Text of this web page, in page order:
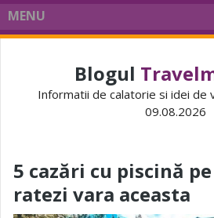
MENU
Blogul
Informatii de calatorie si idei de
09.08.2026
5 cazări cu piscină
ratezi vara aceasta